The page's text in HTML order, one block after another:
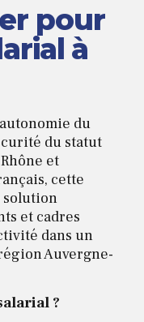
pour
à
du
du statut
et
cette
solution
et cadres
dans un
Auvergne-
?